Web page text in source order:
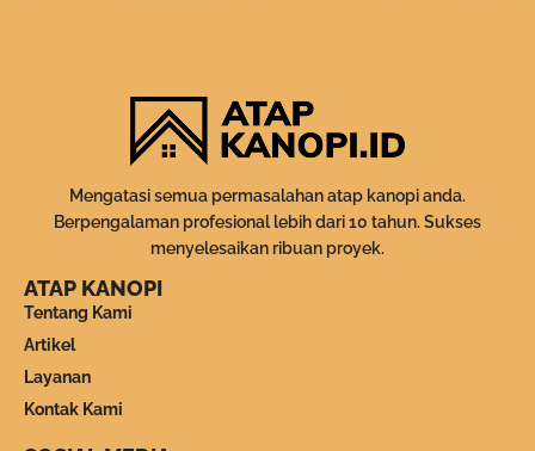
Mengatasi semua permasalahan atap kanopi anda.
Berpengalaman profesional lebih dari 10 tahun. Sukses
menyelesaikan ribuan proyek.
ATAP KANOPI
Tentang Kami
Artikel
Layanan
Kontak Kami